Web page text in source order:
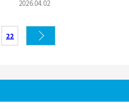
2026.04.02
22